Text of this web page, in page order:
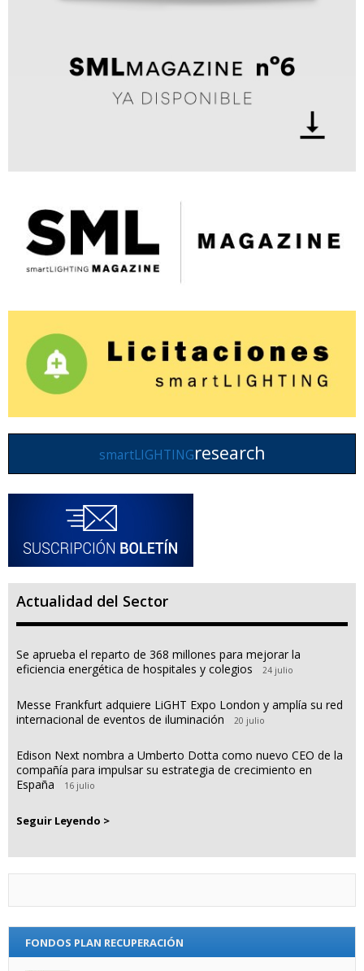
smartLIGHTINGresearch
Actualidad del Sector
Se aprueba el reparto de 368 millones para mejorar la
eficiencia energética de hospitales y colegios
24 julio
Messe Frankfurt adquiere LiGHT Expo London y amplía su red
internacional de eventos de iluminación
20 julio
Edison Next nombra a Umberto Dotta como nuevo CEO de la
compañía para impulsar su estrategia de crecimiento en
España
16 julio
Seguir Leyendo >
FONDOS PLAN RECUPERACIÓN